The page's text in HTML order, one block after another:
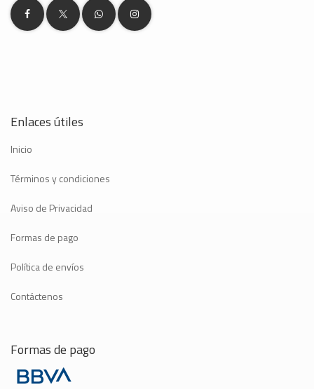
Enlaces útiles
Inicio
Términos y condiciones
Aviso de Privacidad
Formas de pago
Política de envíos
Contáctenos
Formas de pago